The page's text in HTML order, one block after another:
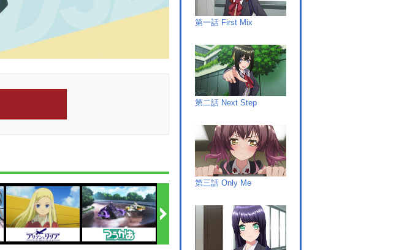
第一話 First Mix
第二話 Next Step
第三話 Only Me